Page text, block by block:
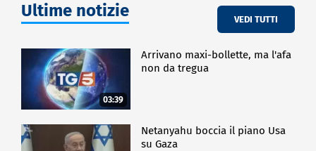
Ultime notizie VEDI TUTTI
03:39
Arrivano maxi-bollette, ma l'afa
non da tregua
Netanyahu boccia il piano Usa
su Gaza